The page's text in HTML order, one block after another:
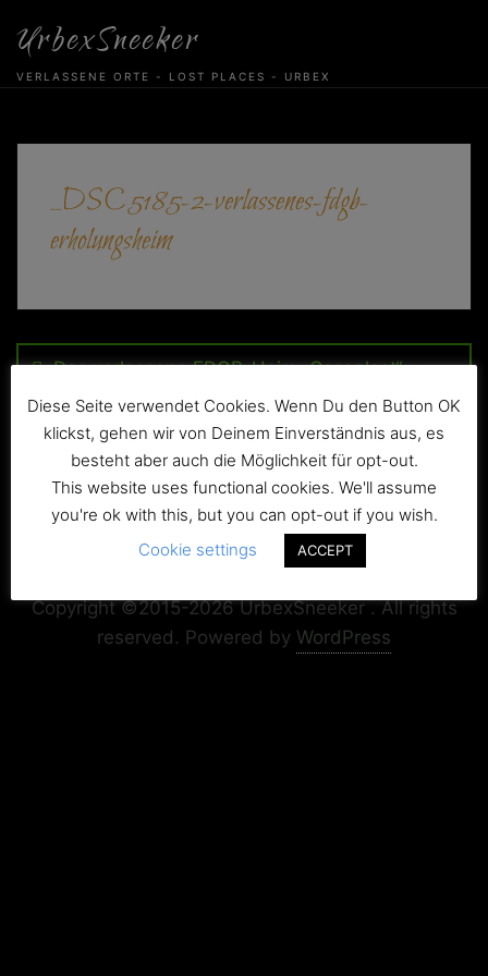
content
UrbexSneeker
VERLASSENE ORTE - LOST PLACES - URBEX
_DSC5185-2-verlassenes-fdgb-
erholungsheim
Das verlassene FDGB-Heim „Cosaplast“
Copyright+Impressum Privacy & Cookie Policy
Copyright ©2015-2026 UrbexSneeker . All rights
reserved. Powered by WordPress
Diese Seite verwendet Cookies. Wenn Du den Button OK
klickst, gehen wir von Deinem Einverständnis aus, es
besteht aber auch die Möglichkeit für opt-out.
This website uses functional cookies. We'll assume
you're ok with this, but you can opt-out if you wish.
Cookie settings
ACCEPT